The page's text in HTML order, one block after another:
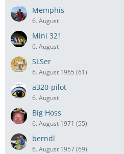
Memphis
6. August
Mini 321
6. August
SLSer
6. August 1965 (61)
a320-pilot
6. August
Big Hoss
6. August 1971 (55)
berndl
6. August 1957 (69)